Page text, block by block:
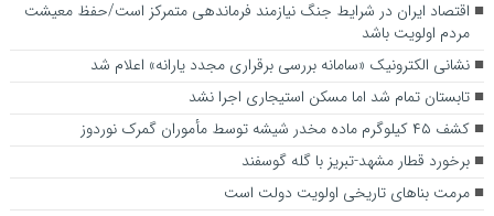
اقتصاد ایران در شرایط جنگ نیازمند فرماندهی متمرکز است/حفظ معیشت
مردم اولویت باشد
نشانی الکترونیک «سامانه بررسی برقراری مجدد یارانه» اعلام شد
تابستان تمام شد اما مسکن استیجاری اجرا نشد
کشف ۴۵ کیلوگرم ماده مخدر شیشه توسط مأموران گمرک نوردوز
برخورد قطار مشهد-تبریز با گله گوسفند
مرمت بناهای تاریخی اولویت دولت است